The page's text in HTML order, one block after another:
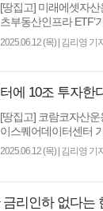
[땅집고] 미래에셋자산
츠부동산인프라 ETF’
ETF 중 수익률 1위를
콤 ETF체크에 따르..
2025.06.12 (목)| 김리영 기
에 10조 투자
[땅집고] 코람코자산운
이스퀘어데이터센터
터에 대한 투자 확대를
부동산자..
2025.06.12 (목)| 김리영 기
리인하 없다는